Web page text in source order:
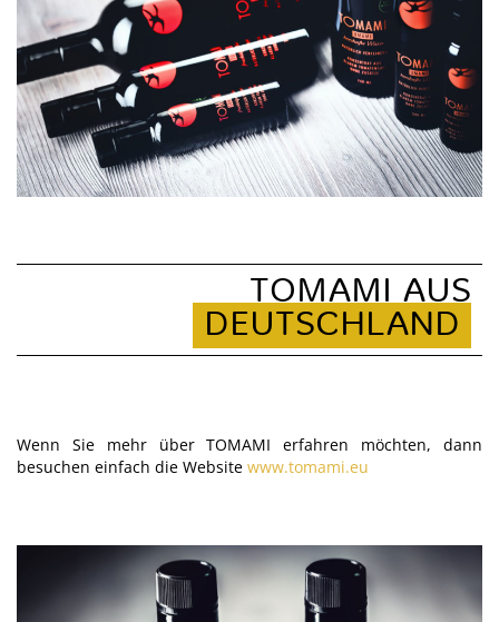
TOMAMI AUS
DEUTSCHLAND
Wenn Sie mehr über TOMAMI erfahren möchten, dann
besuchen einfach die Website www.tomami.eu